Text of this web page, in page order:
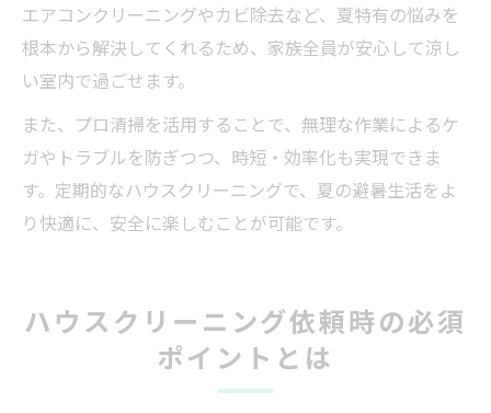
エアコンクリーニングやカビ除去など、夏特有の悩みを
根本から解決してくれるため、家族全員が安心して涼し
い室内で過ごせます。
また、プロ清掃を活用することで、無理な作業によるケ
ガやトラブルを防ぎつつ、時短・効率化も実現できま
す。定期的なハウスクリーニングで、夏の避暑生活をよ
り快適に、安全に楽しむことが可能です。
ハウスクリーニング依頼時の必須
ポイントとは